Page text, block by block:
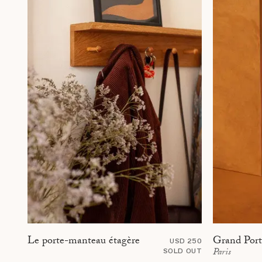
Le porte-manteau étagère
USD 250
SOLD OUT
Grand
Paris